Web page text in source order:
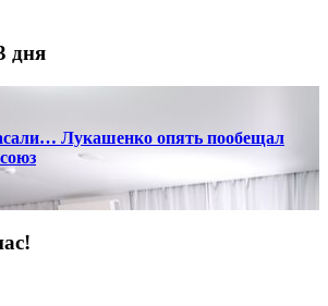
дня
Лукашенко опять пообещал